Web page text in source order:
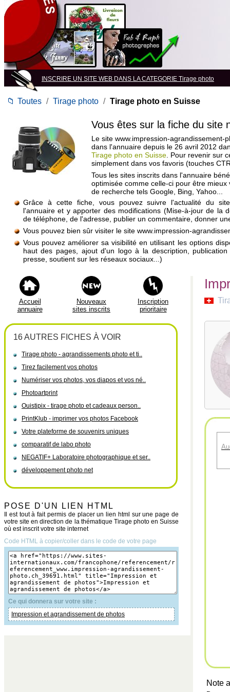
INSCRIRE UN SITE WEB DANS LA CATEGORIE Tirage photo
📁 Toutes / Tirage photo / Tirage photo en Suisse
Vous êtes sur la fiche du site
Le site www.impression-agrandissement-
dans l'annuaire depuis le 26 avril 2012
Tirage photo en Suisse . Pour revenir sur
simplement dans vos favoris (touches
Tous les sites inscrits dans l'annuaire
optimisée comme celle-ci pour être mieux
de recherche tels Google, Bing, Yahoo...
Grâce à cette fiche, vous pouvez suivre l'actualité du
l'annuaire et y apporter des modifications (Mise-à-jour de la
de téléphone, de l'adresse, publier un commentaire, donner
Vous pouvez bien sûr visiter le site www.impression-
Vous pouvez améliorer sa visibilité en utilisant les options
haut des pages, ajout d'un logo à la description,
presse, soutient sur les réseaux sociaux...)
Accueil
annuaire
Nouveaux
sites inscrits
Inscription
prioritaire
16 AUTRES FICHES À VOIR
Tirage photo - agrandissements photo et ti..
Tirez facilement vos photos
Numériser vos photos, vos diapos et vos né..
Photoartprint
Ouistipix - tirage photo et cadeaux person..
PrintKlub - imprimer vos photos Facebook
Votre plateforme de souvenirs uniques
comparatif de labo photo
NEGATIF+ Laboratoire photographique et ser..
développement photo net
POSE D'UN LIEN HTML
Il est tout à fait permis de placer un lien html sur une page de
votre site en direction de la thématique Tirage photo en Suisse
où est inscrit votre site internet
Code HTML à copier/coller dans le code de votre page
Ce qui donnera sur votre site :
Impression et agrandissement de photos
Note